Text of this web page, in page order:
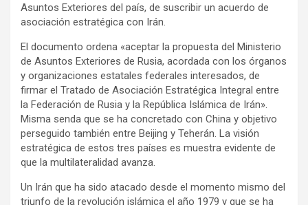
Asuntos Exteriores del país, de suscribir un acuerdo de
asociación estratégica con Irán.
El documento ordena «aceptar la propuesta del Ministerio
de Asuntos Exteriores de Rusia, acordada con los órganos
y organizaciones estatales federales interesados, de
firmar el Tratado de Asociación Estratégica Integral entre
la Federación de Rusia y la República Islámica de Irán».
Misma senda que se ha concretado con China y objetivo
perseguido también entre Beijing y Teherán. La visión
estratégica de estos tres países es muestra evidente de
que la multilateralidad avanza.
Un Irán que ha sido atacado desde el momento mismo del
triunfo de la revolución islámica el año 1979 y que se ha